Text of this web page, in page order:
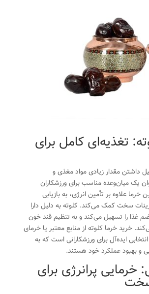
تغذیه‌ای کامل برای
داشتن مقدار زیادی مواد مغذی و
یک میان‌وعده مناسب برای ورزشکاران
علاوه بر تأمین انرژی، به بازیابی
سخت کمک می‌کند. کلوته به دلیل دارا
غذا را تسهیل می‌کند و به تنظیم قند خون
خرید خرما کلوته از منابع معتبر یا خرمای
ایده‌آل برای ورزشکارانی است که به
و بهبود عملکرد خود هستند.
خرمایی پرانرژی برای